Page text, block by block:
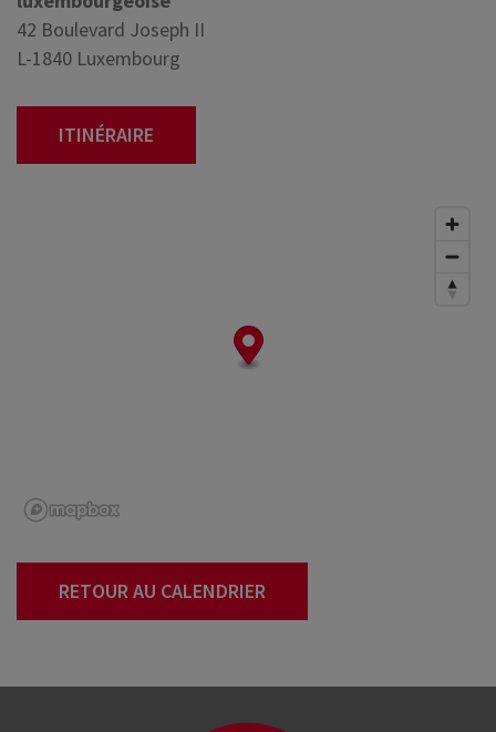
42 Boulevard Joseph II
L-1840 Luxembourg
ITINÉRAIRE
RETOUR AU CALENDRIER